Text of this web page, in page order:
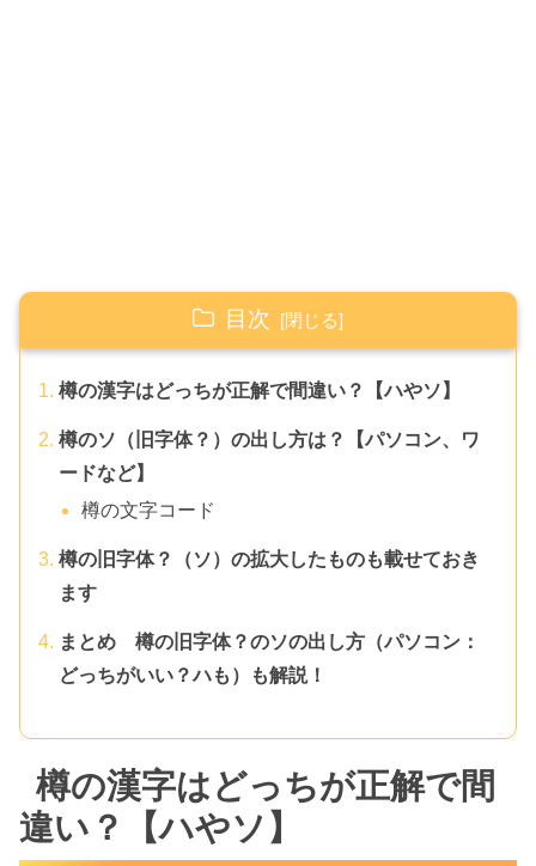
目次
樽の漢字はどっちが正解で間違い？【ハやソ】
樽のソ（旧字体？）の出し方は？【パソコン、ワ
ードなど】
樽の文字コード
樽の旧字体？（ソ）の拡大したものも載せておき
ます
まとめ 樽の旧字体？のソの出し方（パソコン：
どっちがいい？ハも）も解説！
樽の漢字はどっちが正解で間
違い？【ハやソ】